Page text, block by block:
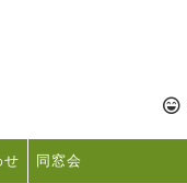
せ 同窓会